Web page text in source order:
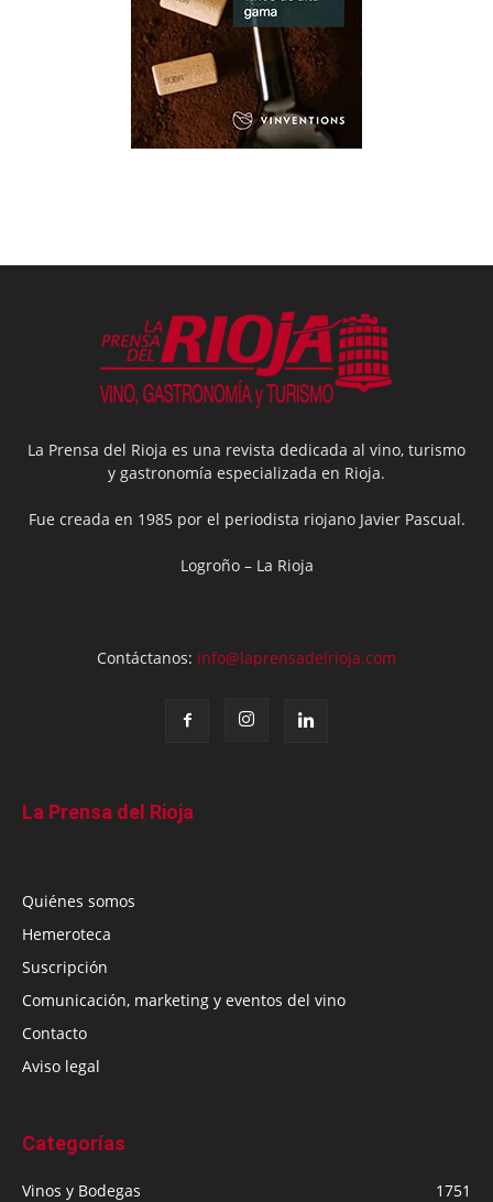
La Prensa del Rioja es una revista dedicada al vino, turismo
y gastronomía especializada en Rioja.
Fue creada en 1985 por el periodista riojano Javier Pascual.
Logroño – La Rioja
Contáctanos: info@laprensadelrioja.com
La Prensa del Rioja
Quiénes somos
Hemeroteca
Suscripción
Comunicación, marketing y eventos del vino
Contacto
Aviso legal
Categorías
Vinos y Bodegas 1751